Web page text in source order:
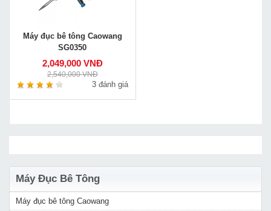
Máy đục bê tông Caowang
SG0350
2,049,000 VNĐ
2,540,000 VNĐ
3 đánh giá
Máy Đục Bê Tông
Máy đục bê tông Caowang